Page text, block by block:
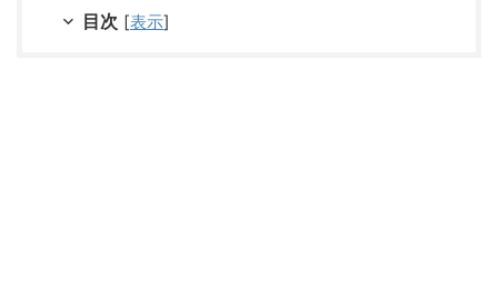
目次 [表示]